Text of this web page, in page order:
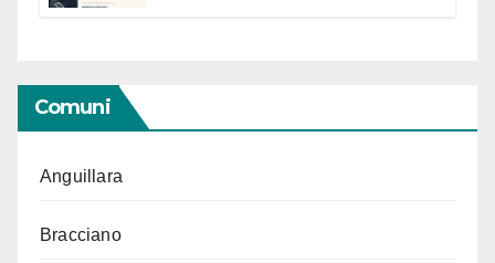
Comuni
Anguillara
Bracciano